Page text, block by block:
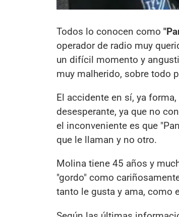
Todos lo conocen como
operador de radio muy
un difícil momento y
muy malherido, sobre todo
El accidente en sí, ya
desesperante, ya que no
el inconveniente es que
que le llaman y no otro.
Molina tiene 45 años y
"gordo" como
tanto le gusta y ama, como